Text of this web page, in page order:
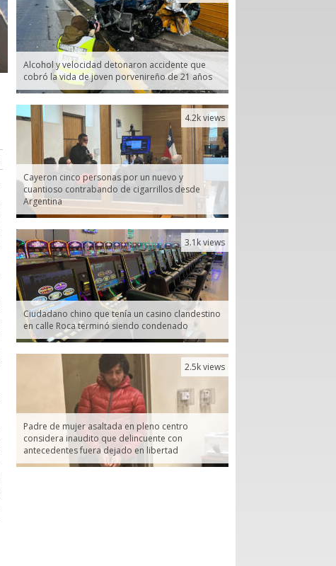
Alcohol y velocidad detonaron accidente que
cobró la vida de joven porvenireño de 21 años
Cayeron cinco personas por un nuevo y
cuantioso contrabando de cigarrillos desde
Argentina
4.2k views
Ciudadano chino que tenía un casino clandestino
en calle Roca terminó siendo condenado
3.1k views
Padre de mujer asaltada en pleno centro
considera inaudito que delincuente con
antecedentes fuera dejado en libertad
2.5k views